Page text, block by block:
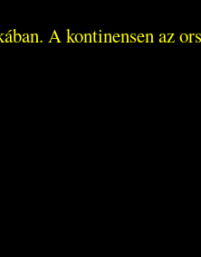
A kontinensen az